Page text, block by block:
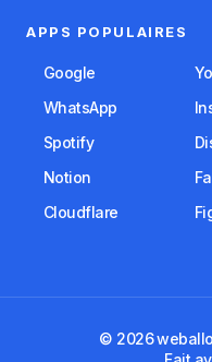
APPS POPULAIRES
Google
WhatsApp
Spotify
Notion
Cloudflare
© 2026